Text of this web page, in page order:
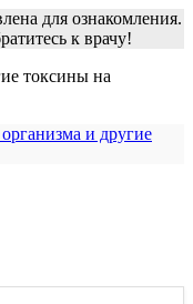
для ознакомления.
к врачу!
токсины на